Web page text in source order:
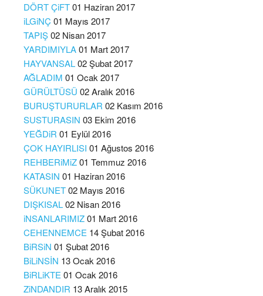
DÖRT ÇiFT01 Haziran 2017
iLGiNÇ 01 Mayıs 2017
TAPIŞ02 Nisan 2017
YARDIMIYLA01 Mart 2017
HAYVANSAL02 Şubat 2017
AĞLADIM 01 Ocak 2017
GÜRÜLTÜSÜ 02 Aralık 2016
BURUŞTURURLAR 02 Kasım 2016
SUSTURASIN 03 Ekim 2016
YEĞDiR 01 Eylül 2016
ÇOK HAYIRLISI 01 Ağustos 2016
REHBERiMiZ01 Temmuz 2016
KATASIN 01 Haziran 2016
SÜKUNET02 Mayıs 2016
DIŞKISAL02 Nisan 2016
iNSANLARIMIZ01 Mart 2016
CEHENNEMCE 14 Şubat 2016
BiRSiN 01 Şubat 2016
BiLiNSİN 13 Ocak 2016
BiRLiKTE 01 Ocak 2016
ZiNDANDIR 13 Aralık 2015